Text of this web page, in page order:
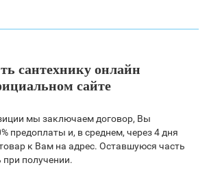
сантехнику онлайн
сайте
мы заключаем договор, Вы
предоплаты и, в среднем, через 4 дня
к Вам на адрес. Оставшуюся часть
получении.